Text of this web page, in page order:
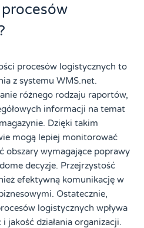
procesów logistycznych to
z systemu WMS.net.
różnego rodzaju raportów,
informacji na temat
Dzięki takim
mogą lepiej monitorować
obszary wymagające poprawy
decyzje. Przejrzystość
efektywną komunikację w
Ostatecznie,
logistycznych wpływa
jakość działania organizacji.